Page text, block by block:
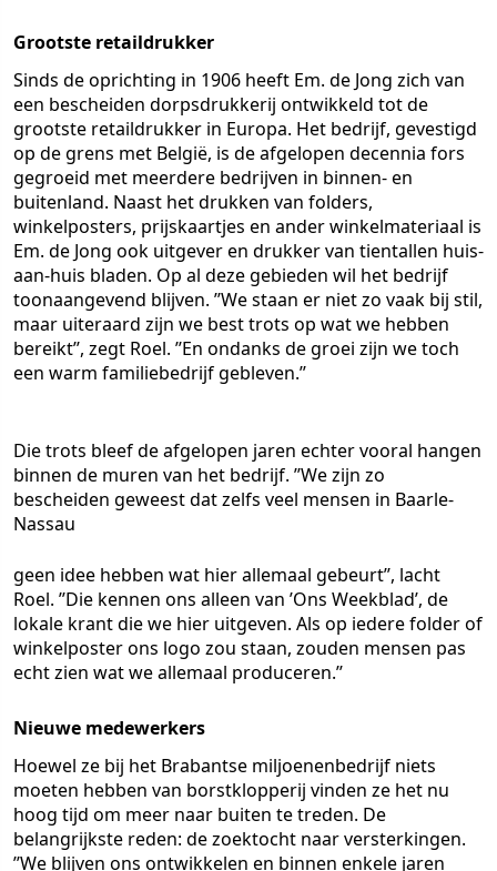
Grootste retaildrukker
Sinds de oprichting in 1906 heeft Em. de Jong zich van
een bescheiden dorpsdrukkerij ontwikkeld tot de
grootste retaildrukker in Europa. Het bedrijf, gevestigd
op de grens met België, is de afgelopen decennia fors
gegroeid met meerdere bedrijven in binnen- en
buitenland. Naast het drukken van folders,
winkelposters, prijskaartjes en ander winkelmateriaal is
Em. de Jong ook uitgever en drukker van tientallen huis-
aan-huis bladen. Op al deze gebieden wil het bedrijf
toonaangevend blijven. ’’We staan er niet zo vaak bij stil,
maar uiteraard zijn we best trots op wat we hebben
bereikt’’, zegt Roel. ’’En ondanks de groei zijn we toch
een warm familiebedrijf gebleven.’’
Die trots bleef de afgelopen jaren echter vooral hangen
binnen de muren van het bedrijf. ’’We zijn zo
bescheiden geweest dat zelfs veel mensen in Baarle-
Nassau
geen idee hebben wat hier allemaal gebeurt’’, lacht
Roel. ’’Die kennen ons alleen van ’Ons Weekblad’, de
lokale krant die we hier uitgeven. Als op iedere folder of
winkelposter ons logo zou staan, zouden mensen pas
echt zien wat we allemaal produceren.’’
Nieuwe medewerkers
Hoewel ze bij het Brabantse miljoenenbedrijf niets
moeten hebben van borstklopperij vinden ze het nu
hoog tijd om meer naar buiten te treden. De
belangrijkste reden: de zoektocht naar versterkingen.
’’We blijven ons ontwikkelen en binnen enkele jaren